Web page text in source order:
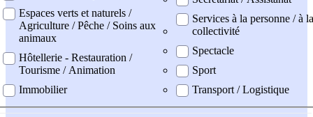
Espaces verts et naturels /
Agriculture / Pêche / Soins aux
animaux
Hôtellerie - Restauration /
Tourisme / Animation
Immobilier
Services à la personne / à la
collectivité
Spectacle
Sport
Transport / Logistique